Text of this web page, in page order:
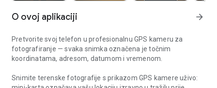
O ovoj aplikaciji arrow_forward
Pretvorite svoj telefon u profesionalnu GPS kameru za
fotografiranje — svaka snimka označena je točnim
koordinatama, adresom, datumom i vremenom.
Snimite terenske fotografije s prikazom GPS kamere uživo: